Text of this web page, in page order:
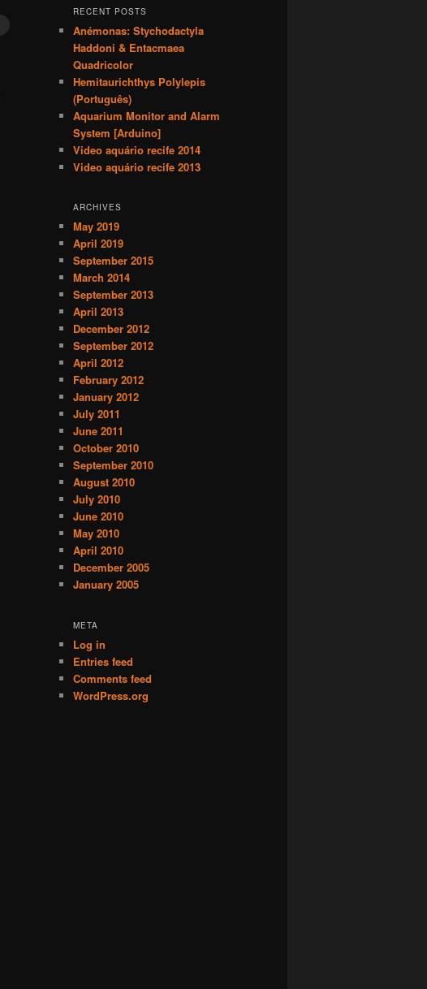
r
h
RECENT POSTS
Anémonas: Stychodactyla
Haddoni & Entacmaea
Quadricolor
Hemitaurichthys Polylepis
(Português)
Aquarium Monitor and Alarm
System [Arduino]
Video aquário recife 2014
Video aquário recife 2013
ARCHIVES
May 2019
April 2019
September 2015
March 2014
September 2013
April 2013
December 2012
September 2012
April 2012
February 2012
January 2012
July 2011
June 2011
October 2010
September 2010
August 2010
July 2010
June 2010
May 2010
April 2010
December 2005
January 2005
META
Log in
Entries feed
Comments feed
WordPress.org